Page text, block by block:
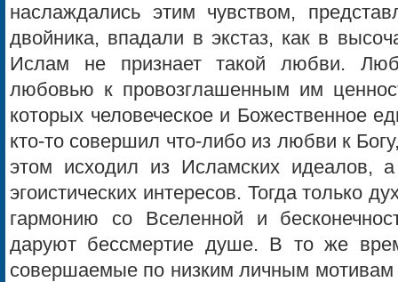
наслаждались этим чувством,
двойника, впадали в экстаз, как в
Ислам не признает такой любви.
любовью к провозглашенным им
которых человеческое и Божественное
кто-то совершил что-либо из любви к
этом исходил из Исламских идеалов,
эгоистических интересов. Тогда только
гармонию со Вселенной и
даруют бессмертие душе. В то же
совершаемые по низким личным